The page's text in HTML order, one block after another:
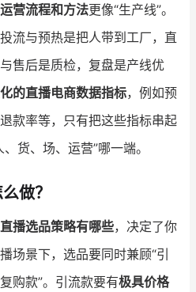
营流程和方法更像“生产线”。
流与预热是把人带到工厂，直
售后是质检，复盘是产线优
的直播电商数据指标，例如预
款率等，只有把这些指标串起
货、场、运营”哪一端。
做？
直播选品策略有哪些，决定了你
场景下，选品要同时兼顾“引
购款”。引流款要有极具价格